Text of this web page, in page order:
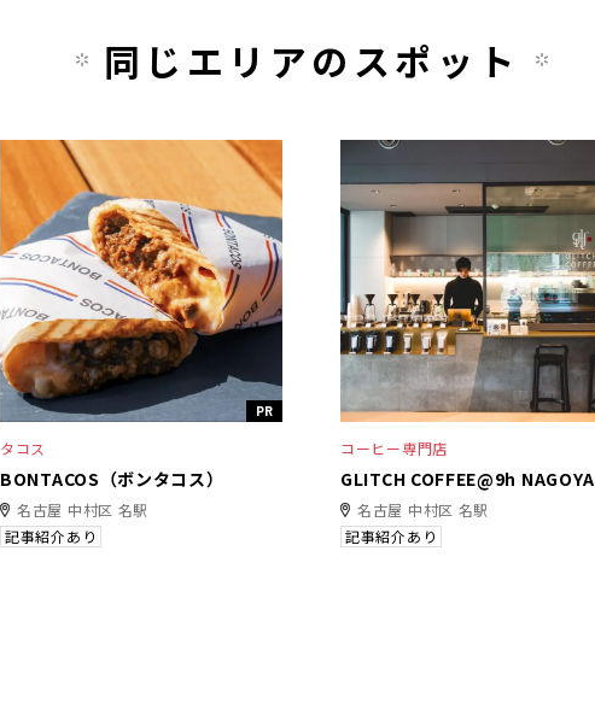
同じエリアのスポット
PR
タコス
BONTACOS（ボンタコス）
名古屋 中村区 名駅
記事紹介あり
コーヒー専門店
GLITCH COFFEE@9h NAGOYA
名古屋 中村区 名駅
記事紹介あり